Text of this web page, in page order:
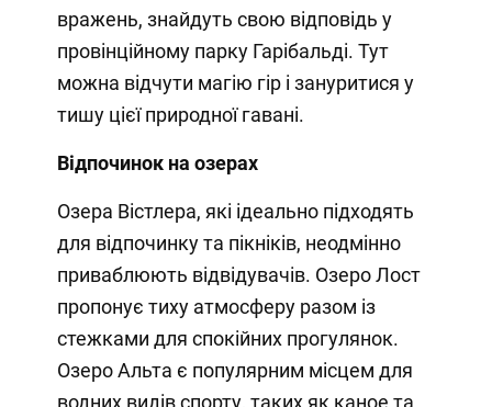
вражень, знайдуть свою відповідь у
провінційному парку Гарібальді. Тут
можна відчути магію гір і зануритися у
тишу цієї природної гавані.
Відпочинок на озерах
Озера Вістлера, які ідеально підходять
для відпочинку та пікніків, неодмінно
приваблюють відвідувачів. Озеро Лост
пропонує тиху атмосферу разом із
стежками для спокійних прогулянок.
Озеро Альта є популярним місцем для
водних видів спорту, таких як каное та